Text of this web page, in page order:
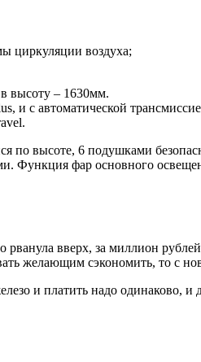
циркуляции воздуха;
высоту – 1630мм.
и с автоматической
по высоте, 6 подушками
Функция фар основного
вверх, за миллион
желающим сэкономить, то с
и платить надо одинаково,